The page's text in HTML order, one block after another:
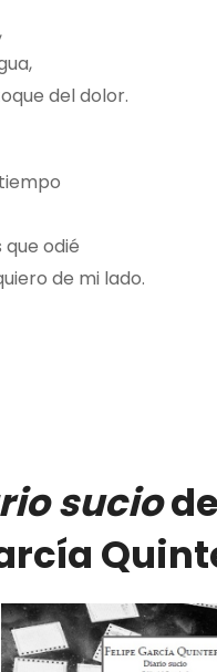
del dolor.
que odié
de mi lado.
sucio